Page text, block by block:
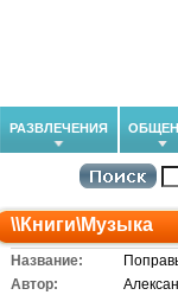
РАЗВЛЕЧЕНИЯ
\\Книги\Музыка
Название:
Автор: